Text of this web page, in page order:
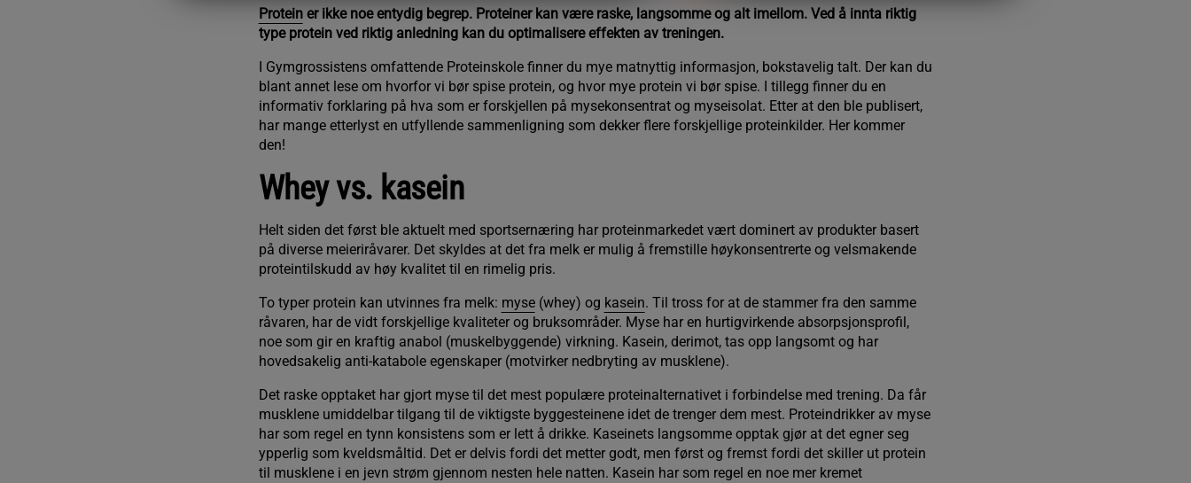
Proteiner ikke noe entydig begrep. Proteiner kan være raske, langsomme og alt imellom. Ved å innta riktig
type protein ved riktig anledning kan du optimalisere effekten av treningen.​
I Gymgrossistens omfattende Proteinskole finner du mye matnyttig informasjon, bokstavelig talt. Der kan du
blant annet lese om hvorfor vi bør spise protein, og hvor mye protein vi bør spise. I tillegg finner du en
informativ forklaring på hva som er forskjellen på mysekonsentrat og myseisolat. Etter at den ble publisert,
har mange etterlyst en utfyllende sammenligning som dekker flere forskjellige proteinkilder. Her kommer
den!
Whey vs. kasein
Helt siden det først ble aktuelt med sportsernæring har proteinmarkedet vært dominert av produkter basert
på diverse meieriråvarer. Det skyldes at det fra melk er mulig å fremstille høykonsentrerte og velsmakende
proteintilskudd av høy kvalitet til en rimelig pris.
To typer protein kan utvinnes fra melk: myse(whey) og kasein. Til tross for at de stammer fra den samme
råvaren, har de vidt forskjellige kvaliteter og bruksområder. Myse har en hurtigvirkende absorpsjonsprofil,
noe som gir en kraftig anabol (muskelbyggende) virkning. Kasein, derimot, tas opp langsomt og har
hovedsakelig anti-katabole egenskaper (motvirker nedbryting av musklene).
Det raske opptaket har gjort myse til det mest populære proteinalternativet i forbindelse med trening. Da får
musklene umiddelbar tilgang til de viktigste byggesteinene idet de trenger dem mest. Proteindrikker av myse
har som regel en tynn konsistens som er lett å drikke. Kaseinets langsomme opptak gjør at det egner seg
ypperlig som kveldsmåltid. Det er delvis fordi det metter godt, men først og fremst fordi det skiller ut protein
til musklene i en jevn strøm gjennom nesten hele natten. Kasein har som regel en noe mer kremet